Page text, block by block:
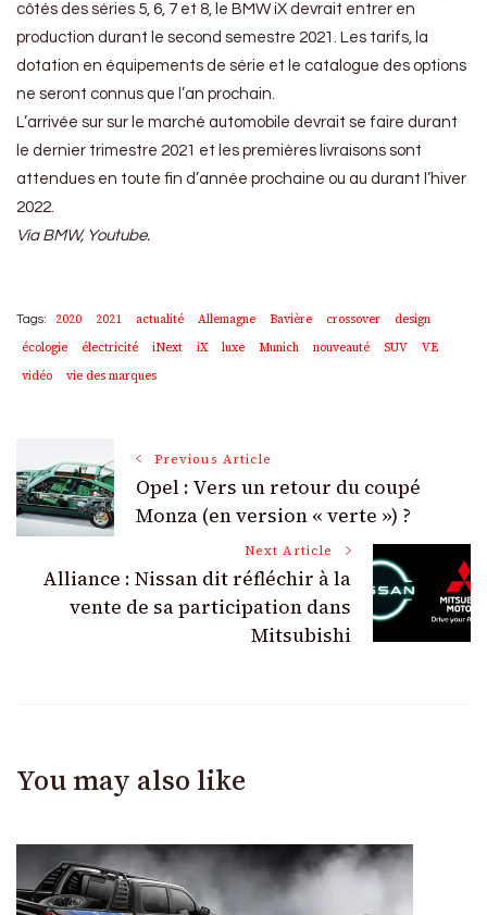
côtés des séries 5, 6, 7 et 8, le BMW iX devrait entrer en
production durant le second semestre 2021. Les tarifs, la
dotation en équipements de série et le catalogue des options
ne seront connus que l’an prochain.
L’arrivée sur sur le marché automobile devrait se faire durant
le dernier trimestre 2021 et les premières livraisons sont
attendues en toute fin d’année prochaine ou au durant l’hiver
2022.
Via BMW, Youtube.
Tags: 2020 2021 actualité Allemagne Bavière crossover
design
écologie
électricité iNext iX luxe Munich nouveauté SUV
VE
vidéo
vie des marques
Post
Navigation
Previous Article
Opel : Vers un retour du coupé
Monza (en version « verte ») ?
Next Article
Alliance : Nissan dit réfléchir à la
vente de sa participation dans
Mitsubishi
You may also like